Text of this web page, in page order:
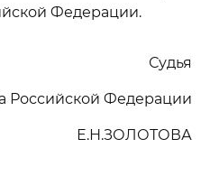
Федерации.
Судья
Российской Федерации
Е.Н.ЗОЛОТОВА